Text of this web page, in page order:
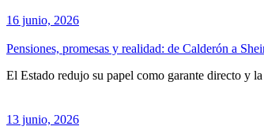
16 junio, 2026
Pensiones, promesas y realidad: de Calderón a
El Estado redujo su papel como garante directo y
13 junio, 2026